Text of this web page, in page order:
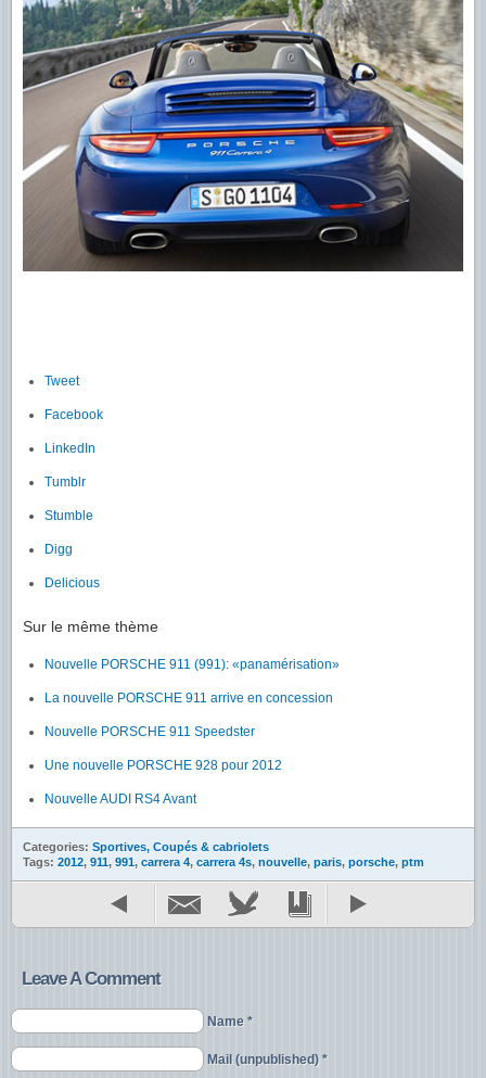
Tweet
Facebook
LinkedIn
Tumblr
Stumble
Digg
Delicious
Sur le même thème
Nouvelle PORSCHE 911 (991): «panamérisation»
La nouvelle PORSCHE 911 arrive en concession
Nouvelle PORSCHE 911 Speedster
Une nouvelle PORSCHE 928 pour 2012
Nouvelle AUDI RS4 Avant
Categories: Sportives, Coupés & cabriolets
Tags: 2012, 911, 991, carrera 4, carrera 4s, nouvelle, paris, porsche, ptm
Leave A Comment
Name *
Mail (unpublished) *